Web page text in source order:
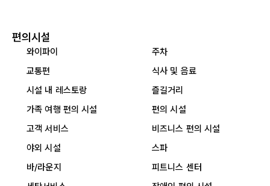
편의시설
와이파이
주차
교통편
식사 및 음료
시설 내 레스토랑
즐길거리
가족 여행 편의 시설
편의 시설
고객 서비스
비즈니스 편의 시설
야외 시설
스파
바/라운지
피트니스 센터